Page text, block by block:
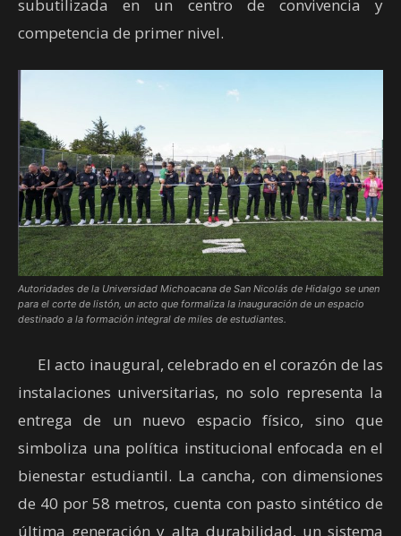
subutilizada en un centro de convivencia y
competencia de primer nivel.
Autoridades de la Universidad Michoacana de San Nicolás de Hidalgo se unen
para el corte de listón, un acto que formaliza la inauguración de un espacio
destinado a la formación integral de miles de estudiantes.
El acto inaugural, celebrado en el corazón de las
instalaciones universitarias, no solo representa la
entrega de un nuevo espacio físico, sino que
simboliza una política institucional enfocada en el
bienestar estudiantil. La cancha, con dimensiones
de 40 por 58 metros, cuenta con pasto sintético de
última generación y alta durabilidad, un sistema